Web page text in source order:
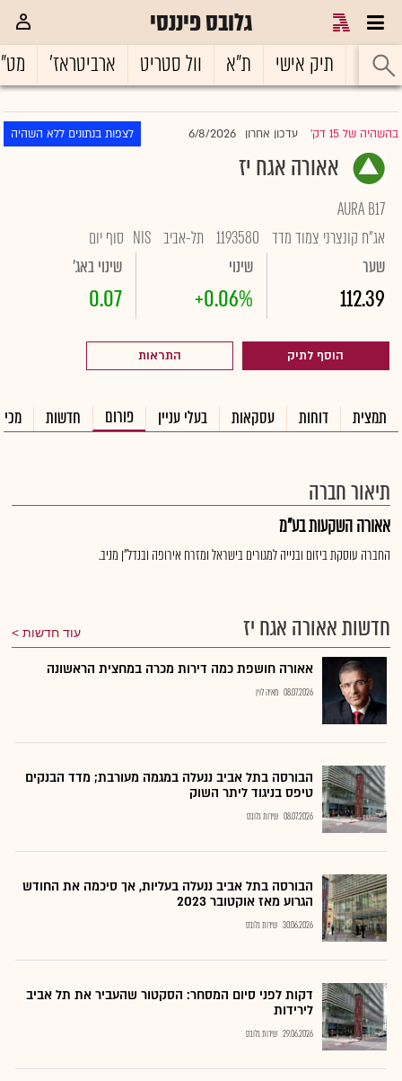
גלובס פיננסי
ראשי תיק אישי ת"א וול סטריט ארביטראז'
בהשהיה של 15 דק' |עדכון אחרון 6/8/2026 לצפות בנתונים ללא השהיה
אאורה אגח יז
AURA B17
אג"ח קונצרני צמוד מדד 1193580 תל-אביב NIS סוף יום
שער
112.39
שינוי
+0.06%
שינוי באג'
0.07
הוסף לתיק התראות
תמצית דוחות עסקאות בעלי עניין פורום חדשות
תיאור חברה
אאורה השקעות בע"מ
החברה עוסקת ביזום ובנייה למגורים בישראל ומזרח אירופה ובנדל"ן מניב.
חדשות אאורה אגח יז עוד חדשות
אאורה חושפת כמה דירות מכרה במחצית הראשונה
08.07.2026 מאיה לוין
הבורסה בתל אביב ננעלה במגמה מעורבת; מדד הבנקים
טיפס בניגוד ליתר השוק
08.07.2026 שירות גלובס
הבורסה בתל אביב ננעלה בעליות, אך סיכמה את החודש
הגרוע מאז אוקטובר 2023
30.06.2026 שירות גלובס
דקות לפני סיום המסחר: הסקטור שהעביר את תל אביב
לירידות
29.06.2026 שירות גלובס